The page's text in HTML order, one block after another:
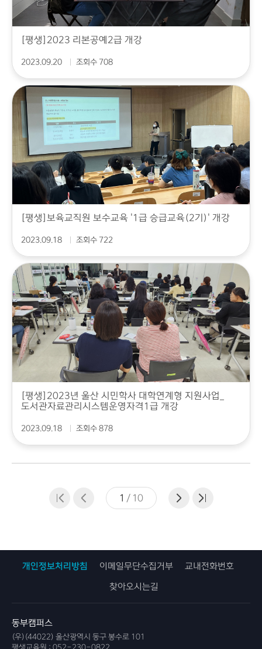
[평생]2023 리본공예2급 개강
2023.09.20 조회수 708
[평생]보육교직원 보수교육 '1급 승급교육(2기)' 개강
2023.09.18 조회수 722
[평생]2023년 울산 시민학사 대학연계형 지원사업_
도서관자료관리시스템운영자격1급 개강
2023.09.18 조회수 878
1 / 10
개인정보처리방침 이메일무단수집거부 교내전화번호
찾아오시는길
동부캠퍼스
(우)(44022) 울산광역시 동구 봉수로 101
평생교육원 : 052-230-0822